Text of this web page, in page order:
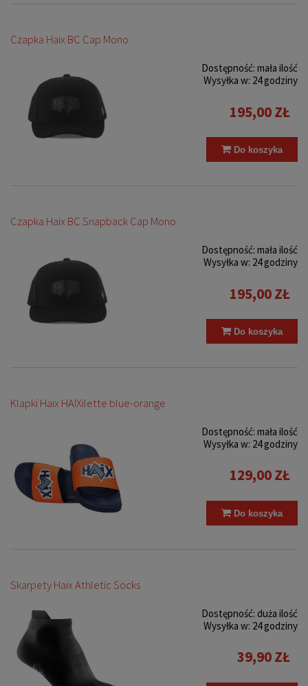
Czapka Haix BC Cap Mono
Dostępność: mała ilość
Wysyłka w: 24 godziny
195,00 ZŁ
Do koszyka
Czapka Haix BC Snapback Cap Mono
Dostępność: mała ilość
Wysyłka w: 24 godziny
195,00 ZŁ
Do koszyka
Klapki Haix HAIXilette blue-orange
Dostępność: mała ilość
Wysyłka w: 24 godziny
129,00 ZŁ
Do koszyka
Skarpety Haix Athletic Socks
Dostępność: duża ilość
Wysyłka w: 24 godziny
39,90 ZŁ